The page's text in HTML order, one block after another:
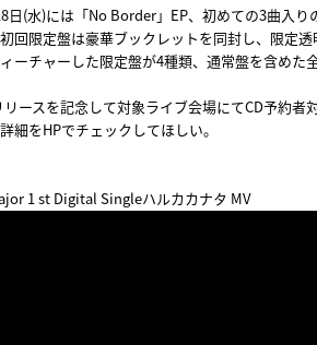
日(水)には「No Border」EP、初めての3曲入り
回限定盤は豪華ブックレットを同封し、限定
ーチャーした限定盤が4種類、通常盤を含めた
リースを記念して対象ライブ会場にてCD予約者
細をHPでチェックしてほしい。
1 st Digital Singleハルカカナタ MV